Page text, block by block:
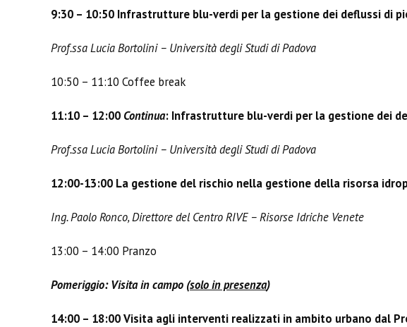
9:30 – 10:50 Infrastrutture blu-verdi per la gestione dei deflussi di
Prof.ssa Lucia Bortolini – Università degli Studi di Padova
10:50 – 11:10 Coffee break
11:10 – 12:00 Continua: Infrastrutture blu-verdi per la gestione dei
Prof.ssa Lucia Bortolini – Università degli Studi di Padova
12:00-13:00 La gestione del rischio nella gestione della risorsa
Ing. Paolo Ronco, Direttore del Centro RIVE – Risorse Idriche Venete
13:00 – 14:00 Pranzo
Pomeriggio: Visita in campo (solo in presenza)
14:00 – 18:00 Visita agli interventi realizzati in ambito urbano dal